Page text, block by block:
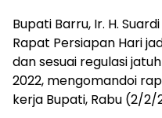
Bupati Barru, Ir. H.
Rapat Persiapan Hari
dan sesuai regulasi
2022, mengomandoi
kerja Bupati, Rabu (2/2/